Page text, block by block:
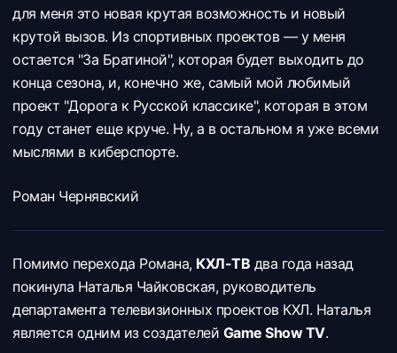
для меня это новая крутая возможность и новый
крутой вызов. Из спортивных проектов — у меня
остается "За Братиной", которая будет выходить до
конца сезона, и, конечно же, самый мой любимый
проект "Дорога к Русской классике", которая в этом
году станет еще круче. Ну, а в остальном я уже всеми
мыслями в киберспорте.
Роман Чернявский
Помимо перехода Романа, КХЛ-ТВ два года назад
покинула Наталья Чайковская, руководитель
департамента телевизионных проектов КХЛ. Наталья
является одним из создателей Game Show TV.